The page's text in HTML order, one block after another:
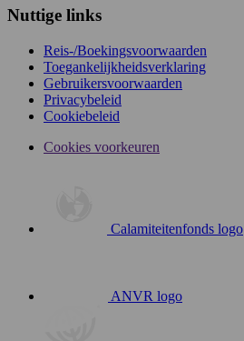
Nuttige links
Reis-/Boekingsvoorwaarden
Toegankelijkheidsverklaring
Gebruikersvoorwaarden
Privacybeleid
Cookiebeleid
Cookies voorkeuren
Calamiteitenfonds logo
ANVR logo